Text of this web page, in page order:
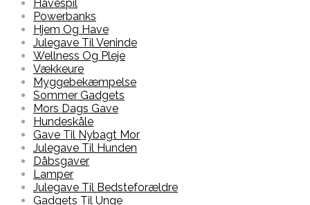
Havespil
Powerbanks
Hjem Og Have
Julegave Til Veninde
Wellness Og Pleje
Vækkeure
Myggebekæmpelse
Sommer Gadgets
Mors Dags Gave
Hundeskåle
Gave Til Nybagt Mor
Julegave Til Hunden
Dåbsgaver
Lamper
Julegave Til Bedsteforældre
Gadgets Til Unge